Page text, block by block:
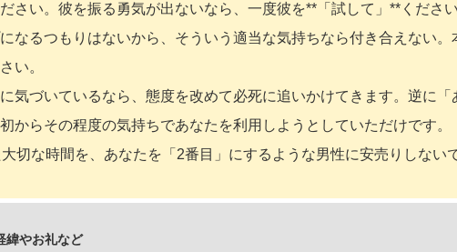
さい。彼を振る勇気が出ないなら、一度彼を**「試して」**ください
なるつもりはないから、そういう適当な気持ちなら付き合えない
い。
気づいているなら、態度を改めて必死に追いかけてきます。逆に「
からその程度の気持ちであなたを利用しようとしていただけです。
切な時間を、あなたを「2番目」にするような男性に安売りしない
緯やお礼など